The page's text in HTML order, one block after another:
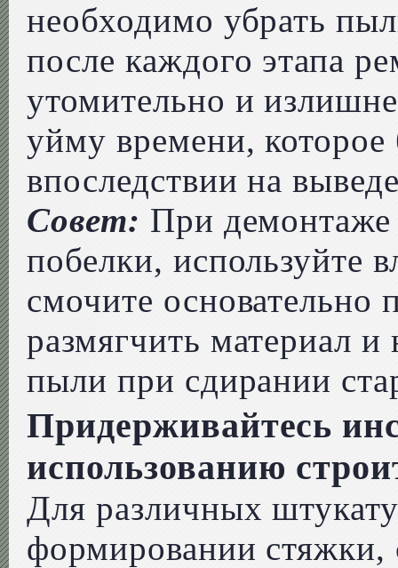
необходимо убрать
после каждого этапа
утомительно и
уйму времени, которое
впоследствии на
Совет: При демонтаже
побелки, используйте
смочите основательно
размягчить материал и
пыли при сдирании
Придерживайтесь
использованию
Для различных
формировании стяжки,